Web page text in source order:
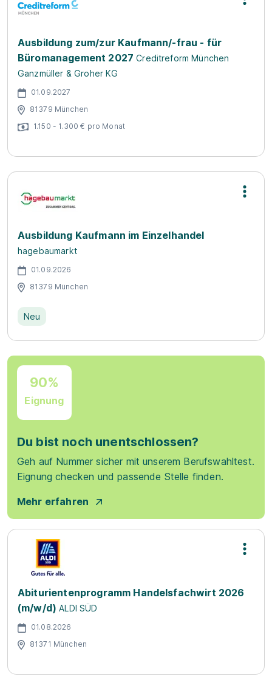
Ausbildung zum/zur Kaufmann/-frau - für
Büromanagement 2027 Creditreform München
Ganzmüller & Groher KG
01.09.2027
81379 München
1.150 - 1.300 € pro Monat
Ausbildung Kaufmann im Einzelhandel
hagebaumarkt
01.09.2026
81379 München
Neu
90%
Eignung
Du bist noch unentschlossen?
Geh auf Nummer sicher mit unserem Berufswahltest.
Eignung checken und passende Stelle finden.
Mehr erfahren
Abiturientenprogramm Handelsfachwirt 2026
(m/w/d) ALDI SÜD
01.08.2026
81371 München